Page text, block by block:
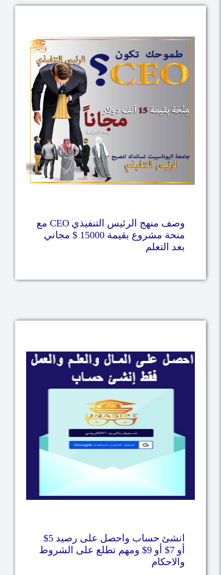
وصف منهج الرئيس التنفيذي CEO مع
منحة مشروع بقيمة 15000 $ مجاني
بعد التعلم
انشئ حساب واحصل على رصيد 5$
أو 7$ أو 9$ ومهم تطلع على الشروط
والاحكام